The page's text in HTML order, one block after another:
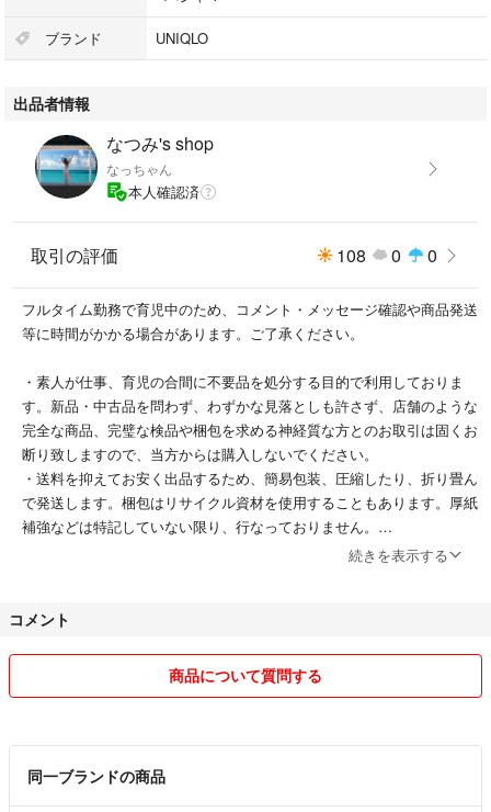
#ユニクロ
#パジャマ
#ルームウェア
#寝巻き
#長袖
#長ズボン
#キッズ
#クレイアニメ
#110
#110㎝
#110センチ
※商品説明文の盗用（一部盗用を含む）は、即刻事務局へ通報します。
ブランド UNIQLO
出品者情報
なつみ's shop
なっちゃん
本人確認済
取引の評価 108 0 0
フルタイム勤務で育児中のため、コメント・メッセージ確認や商品発送
等に時間がかかる場合があります。ご了承ください。
・素人が仕事、育児の合間に不要品を処分する目的で利用しておりま
す。新品・中古品を問わず、わずかな見落としも許さず、店舗のような
完全な商品、完璧な検品や梱包を求める神経質な方とのお取引は固くお
断り致しますので、当方からは購入しないでください。
・送料を抑えてお安く出品するため、簡易包装、圧縮したり、折り畳ん
で発送します。梱包はリサイクル資材を使用することもあります。厚紙
補強などは特記していない限り、行なっておりません。
が、特に古着、中古品については、多少の毛玉、毛羽立ちもあると思い
・値下げ交渉はご遠慮ください。送料、手数料等を考慮して、限界価格
に設定しております。
し引いた金額をご提示します。それを上回る金額での、いきなりのまと
め買い申請はすべてお断りします。
・コンビニ決済の場合はメッセージで支払い予定日をお知らせ下さい。
続きを表示する
コメント
商品について質問する
同一ブランドの商品